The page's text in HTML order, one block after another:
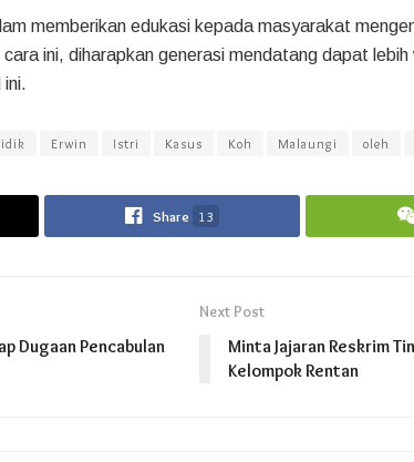
memberikan edukasi kepada masyarakat
ini, diharapkan generasi mendatang dapat
ini.
Erwin Istri Kasus Koh Malaungi oleh
Share 13
Dugaan Pencabulan
Next Post
Minta Jajaran Reskrim
Kelompok Rentan